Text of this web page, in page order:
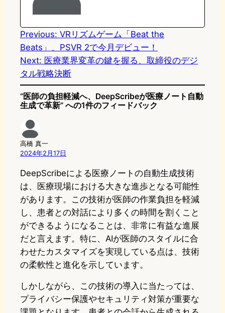
n
k
Previous: VRリズムゲーム「Beat the
Beats」、PSVR 2で今月デビュー！
Next: 医療業界変革の鍵を握る、取締役のデジ
タル戦略決断
“医師の負担軽減へ、DeepScribeが医療ノート自動
生成で革新” への1件のフィードバック
高橋 真一
2024年2月17日
DeepScribeによる医療ノートの自動生成技術
は、医療現場における大きな進歩となる可能性
があります。この技術が医師の作業負担を軽減
し、患者との対話により多くの時間を割くこと
ができるようになることは、非常に有益な進展
だと言えます。特に、AIが医師のスタイルに合
わせたカスタマイズを実現している点は、技術
の柔軟性と進化を示しています。
しかしながら、この技術の導入に当たっては、
プライバシー保護やセキュリティ対策が重要な